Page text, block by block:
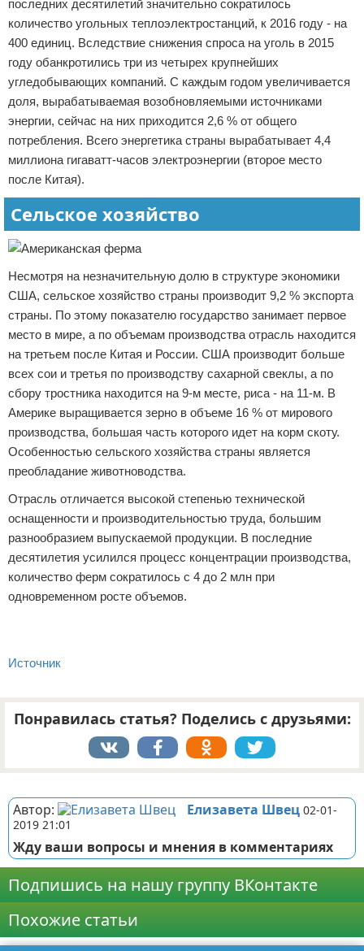
последних десятилетий значительно сократилось
количество угольных теплоэлектростанций, к 2016 году - на
400 единиц. Вследствие снижения спроса на уголь в 2015
году обанкротились три из четырех крупнейших
угледобывающих компаний. С каждым годом увеличивается
доля, вырабатываемая возобновляемыми источниками
энергии, сейчас на них приходится 2,6 % от общего
потребления. Всего энергетика страны вырабатывает 4,4
миллиона гигаватт-часов электроэнергии (второе место
после Китая).
Сельское хозяйство
Несмотря на незначительную долю в структуре экономики
США, сельское хозяйство страны производит 9,2 % экспорта
страны. По этому показателю государство занимает первое
место в мире, а по объемам производства отрасль находится
на третьем после Китая и России. США производит больше
всех сои и третья по производству сахарной свеклы, а по
сбору тростника находится на 9-м месте, риса - на 11-м. В
Америке выращивается зерно в объеме 16 % от мирового
производства, большая часть которого идет на корм скоту.
Особенностью сельского хозяйства страны является
преобладание животноводства.
Отрасль отличается высокой степенью технической
оснащенности и производительностью труда, большим
разнообразием выпускаемой продукции. В последние
десятилетия усилился процесс концентрации производства,
количество ферм сократилось с 4 до 2 млн при
одновременном росте объемов.
Источник
Понравилась статья? Поделись с друзьями:
Автор: Елизавета Швец 02-01-
2019 21:01
Жду ваши вопросы и мнения в комментариях
Подпишись на нашу группу ВКонтакте
Похожие статьи